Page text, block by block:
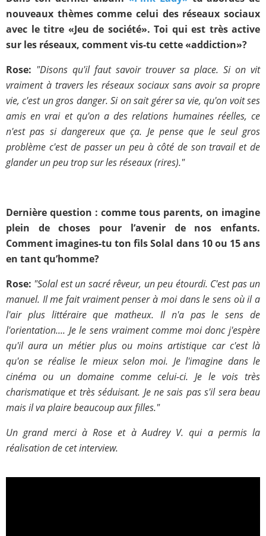
nouveaux thèmes comme celui des réseaux sociaux
avec le titre «Jeu de société». Toi qui est très active
sur les réseaux, comment vis-tu cette «addiction»?
Rose: "Disons qu'il faut savoir trouver sa place. Si on vit
vraiment à travers les réseaux sociaux sans avoir sa propre
vie, c'est un gros danger. Si on sait gérer sa vie, qu'on voit ses
amis en vrai et qu'on a des relations humaines réelles, ce
n'est pas si dangereux que ça. Je pense que le seul gros
problème c'est de passer un peu à côté de son travail et de
glander un peu trop sur les réseaux (rires)."
Dernière question : comme tous parents, on imagine
plein de choses pour l’avenir de nos enfants.
Comment imagines-tu ton fils Solal dans 10 ou 15 ans
en tant qu’homme?
Rose: "Solal est un sacré rêveur, un peu étourdi. C'est pas un
manuel. Il me fait vraiment penser à moi dans le sens où il a
l'air plus littéraire que matheux. Il n'a pas le sens de
l'orientation.... Je le sens vraiment comme moi donc j'espère
qu'il aura un métier plus ou moins artistique car c'est là
qu'on se réalise le mieux selon moi. Je l'imagine dans le
cinéma ou un domaine comme celui-ci. Je le vois très
charismatique et très séduisant. Je ne sais pas s'il sera beau
mais il va plaire beaucoup aux filles."
Un grand merci à Rose et à Audrey V. qui a permis la
réalisation de cet interview.